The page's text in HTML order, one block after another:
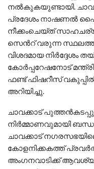
നൽകുകയുണ്ടായി.
പ്രദേശം നാഷണൽ
നീക്കംചെയ്ത്
സെൻറ് വരുന്ന
വിശദമായ നിർദ്ദേശം
കോർപ്പറേഷനോട്
ഫണ്ട് ഫിഷറീസ്
അറിയിച്ചു.
ചാവക്കാട്
നിർമ്മാണവുമായി
ചാവക്കാട്
കോളനിക്കകത്ത്
അംഗനവാടിക്ക്